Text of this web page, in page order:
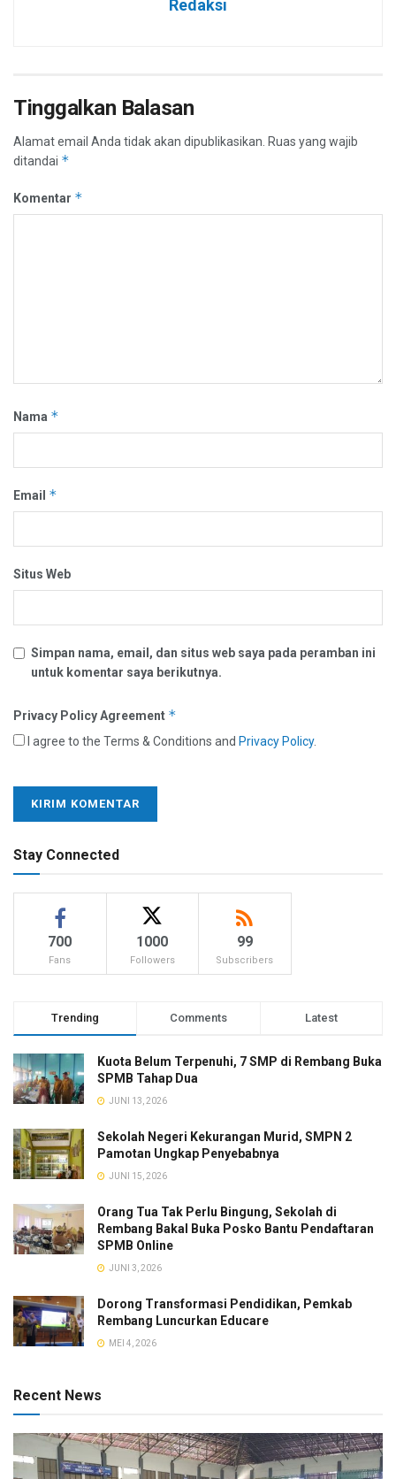
Redaksi
Tinggalkan Balasan
Alamat email Anda tidak akan dipublikasikan. Ruas yang wajib
ditandai *
Komentar *
Nama *
Email *
Situs Web
Simpan nama, email, dan situs web saya pada peramban ini
untuk komentar saya berikutnya.
Privacy Policy Agreement *
I agree to the Terms & Conditions and Privacy Policy.
Stay Connected
700
Fans
1000
Followers
99
Subscribers
Trending Comments Latest
Kuota Belum Terpenuhi, 7 SMP di Rembang Buka
SPMB Tahap Dua
JUNI 13, 2026
Sekolah Negeri Kekurangan Murid, SMPN 2
Pamotan Ungkap Penyebabnya
JUNI 15, 2026
Orang Tua Tak Perlu Bingung, Sekolah di
Rembang Bakal Buka Posko Bantu Pendaftaran
SPMB Online
JUNI 3, 2026
Dorong Transformasi Pendidikan, Pemkab
Rembang Luncurkan Educare
MEI 4, 2026
Recent News